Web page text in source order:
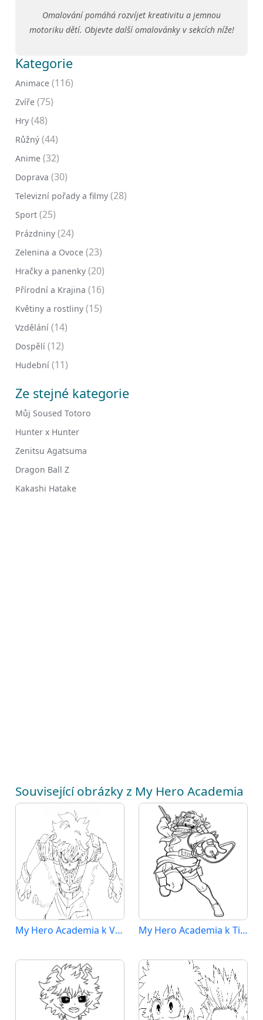
Omalování pomáhá rozvíjet kreativitu a jemnou
motoriku dětí. Objevte další omalovánky v sekcích níže!
Kategorie
Animace (116)
Zvíře (75)
Hry (48)
Růžný (44)
Anime (32)
Doprava (30)
Televizní pořady a filmy (28)
Sport (25)
Prázdniny (24)
Zelenina a Ovoce (23)
Hračky a panenky (20)
Přírodní a Krajina (16)
Květiny a rostliny (15)
Vzdělání (14)
Dospělí (12)
Hudební (11)
Ze stejné kategorie
Můj Soused Totoro
Hunter x Hunter
Zenitsu Agatsuma
Dragon Ball Z
Kakashi Hatake
Související obrázky z My Hero Academia
My Hero Academia k Vymalování My Hero Academia k Tisku